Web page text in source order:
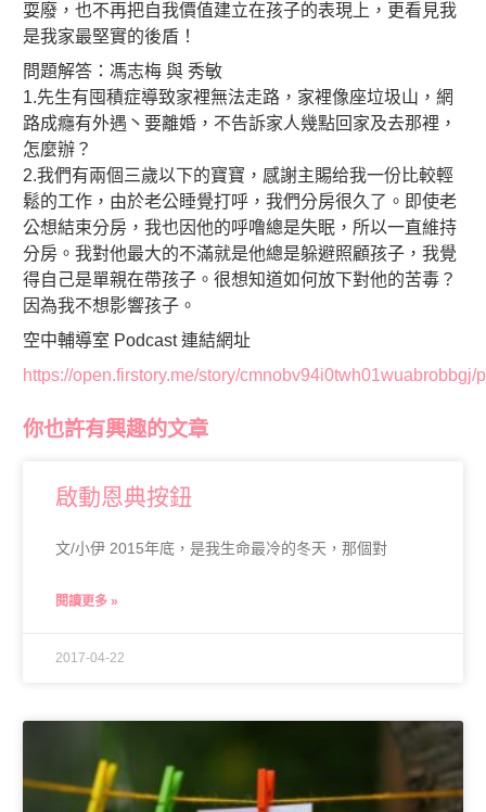
耍廢，也不再把自我價值建立在孩子的表現上，更看見我
是我家最堅實的後盾！
問題解答：馮志梅 與 秀敏
1.先生有囤積症導致家裡無法走路，家裡像座垃圾山，網
路成癮有外遇丶要離婚，不告訴家人幾點回家及去那裡，
怎麼辦？
2.我們有兩個三歲以下的寶寶，感謝主賜给我一份比較輕
鬆的工作，由於老公睡覺打呼，我們分房很久了。即使老
公想結束分房，我也因他的呼噜總是失眠，所以一直維持
分房。我對他最大的不滿就是他總是躲避照顧孩子，我覺
得自己是單親在帶孩子。很想知道如何放下對他的苦毒？
因為我不想影響孩子。
空中輔導室 Podcast 連結網址
https://open.firstory.me/story/cmnobv94i0twh01wuabrobbgj/
你也許有興趣的文章
啟動恩典按鈕
文/小伊 2015年底，是我生命最冷的冬天，那個對
閱讀更多 »
2017-04-22